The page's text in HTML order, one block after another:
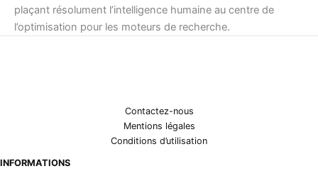
plaçant résolument l’intelligence humaine au centre de
l’optimisation pour les moteurs de recherche.
Contactez-nous
Mentions légales
Conditions d’utilisation
INFORMATIONS